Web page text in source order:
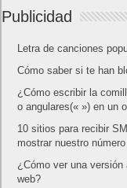
Publicidad
Letra de canciones
Cómo saber si te han
¿Cómo escribir la
o angulares(« ») en un
10 sitios para recibir
mostrar nuestro número
¿Cómo ver una versión
web?